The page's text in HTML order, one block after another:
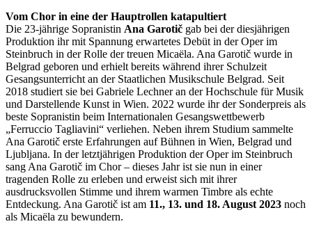
Vom Chor in eine der Hauptrollen katapultiert
Die 23-jährige Sopranistin Ana Garotič gab bei der diesjährigen
Produktion ihr mit Spannung erwartetes Debüt in der Oper im
Steinbruch in der Rolle der treuen Micaёla. Ana Garotič wurde in
Belgrad geboren und erhielt bereits während ihrer Schulzeit
Gesangsunterricht an der Staatlichen Musikschule Belgrad. Seit
2018 studiert sie bei Gabriele Lechner an der Hochschule für Musik
und Darstellende Kunst in Wien. 2022 wurde ihr der Sonderpreis als
beste Sopranistin beim Internationalen Gesangswettbewerb
„Ferruccio Tagliavini“ verliehen. Neben ihrem Studium sammelte
Ana Garotič erste Erfahrungen auf Bühnen in Wien, Belgrad und
Ljubljana. In der letztjährigen Produktion der Oper im Steinbruch
sang Ana Garotič im Chor – dieses Jahr ist sie nun in einer
tragenden Rolle zu erleben und erweist sich mit ihrer
ausdrucksvollen Stimme und ihrem warmen Timbre als echte
Entdeckung. Ana Garotič ist am 11., 13. und 18. August 2023 noch
als Micaёla zu bewundern.